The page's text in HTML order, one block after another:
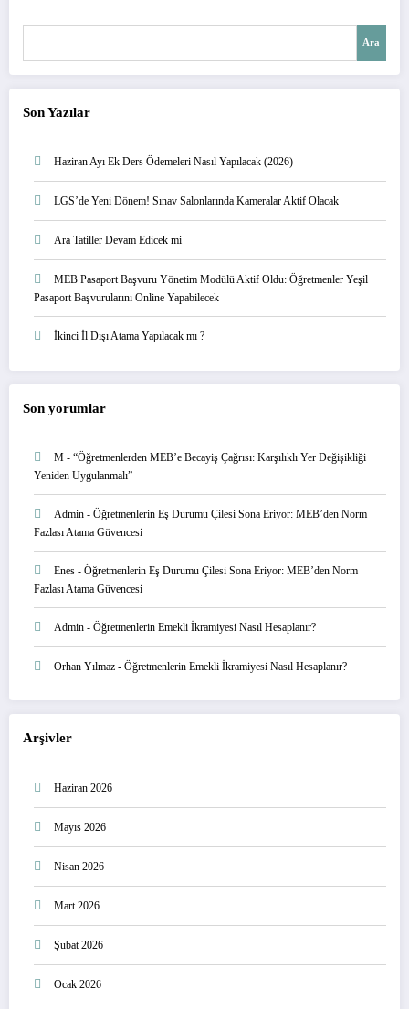
Ara
Son Yazılar
Haziran Ayı Ek Ders Ödemeleri Nasıl Yapılacak (2026)
LGS’de Yeni Dönem! Sınav Salonlarında Kameralar Aktif Olacak
Ara Tatiller Devam Edicek mi
MEB Pasaport Başvuru Yönetim Modülü Aktif Oldu: Öğretmenler Yeşil
Pasaport Başvurularını Online Yapabilecek
İkinci İl Dışı Atama Yapılacak mı ?
Son yorumlar
M - “Öğretmenlerden MEB’e Becayiş Çağrısı: Karşılıklı Yer Değişikliği
Yeniden Uygulanmalı”
Admin - Öğretmenlerin Eş Durumu Çilesi Sona Eriyor: MEB’den Norm
Fazlası Atama Güvencesi
Enes - Öğretmenlerin Eş Durumu Çilesi Sona Eriyor: MEB’den Norm
Fazlası Atama Güvencesi
Admin - Öğretmenlerin Emekli İkramiyesi Nasıl Hesaplanır?
Orhan Yılmaz - Öğretmenlerin Emekli İkramiyesi Nasıl Hesaplanır?
Arşivler
Haziran 2026
Mayıs 2026
Nisan 2026
Mart 2026
Şubat 2026
Ocak 2026